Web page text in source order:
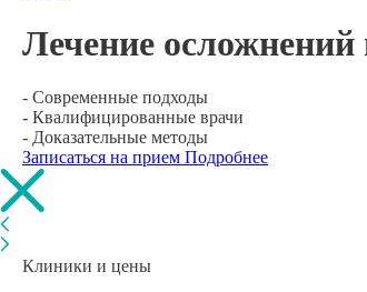
Лечение осложнений
- Современные подходы
- Квалифицированные врачи
- Доказательные методы
Записаться на прием Подробнее
Клиники и цены